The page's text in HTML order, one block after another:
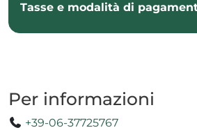
Tasse e modalità di
Per informazioni
+39-06-37725767